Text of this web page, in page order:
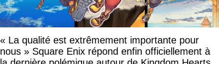
« La qualité est extrêmement importante pour
nous » Square Enix répond enfin officiellement à